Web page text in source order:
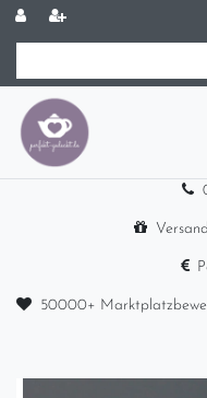
50000+